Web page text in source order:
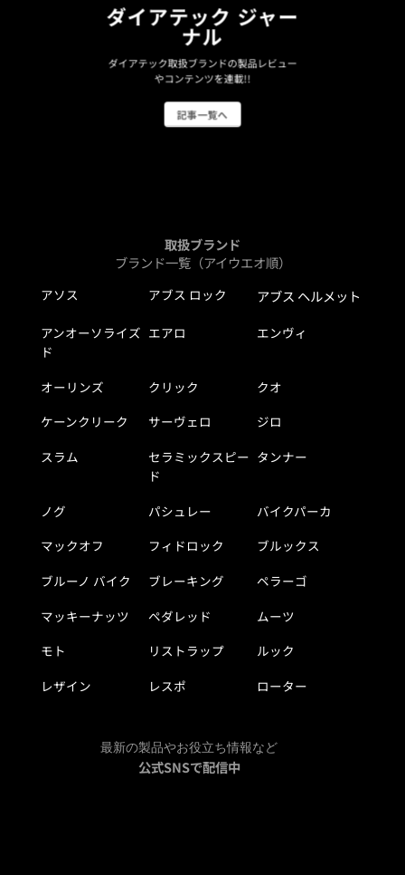
ダイアテック ジャー
ナル
ダイアテック取扱ブランドの製品レビュー
やコンテンツを連載!!
記事一覧へ
取扱ブランド
ブランド一覧（アイウエオ順）
アソス アブス ロック アブス ヘルメット
アンオーソライズ
ド
エアロ エンヴィ
オーリンズ クリック
クオ
ケーンクリーク
サーヴェロ
ジロ
スラム
セラミックスピー
ド
タンナー
ノグ パシュレー
バイクパーカ
マックオフ
フィドロック
ブルックス
ブルーノ バイク
ブレーキング
ペラーゴ
マッキーナッツ
ペダレッド
ムーツ
モト
リストラップ
ルック
レザイン
レスポ ローター
最新の製品やお役立ち情報など
公式SNSで配信中